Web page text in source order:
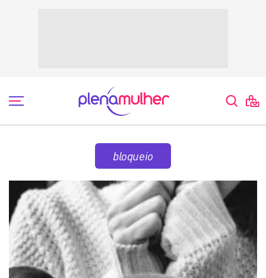
bloqueio